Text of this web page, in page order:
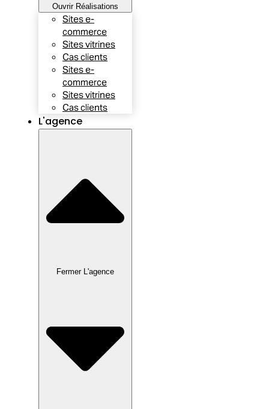
Ouvrir Réalisations
Sites e-
commerce
Sites vitrines
Cas clients
Sites e-
commerce
Sites vitrines
Cas clients
L'agence
Fermer L'agence